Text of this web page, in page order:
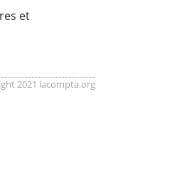
et
2021 lacompta.org